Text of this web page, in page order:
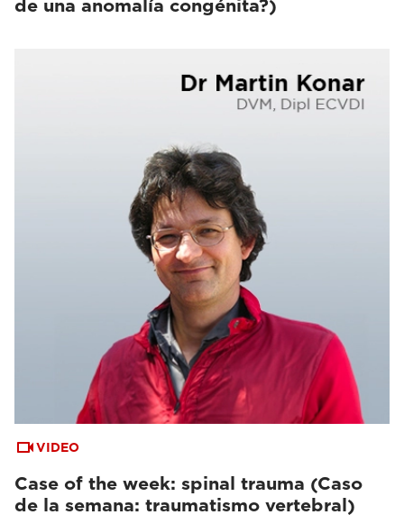
de una anomalía congénita?)
VIDEO
Case of the week: spinal trauma (Caso
de la semana: traumatismo vertebral)